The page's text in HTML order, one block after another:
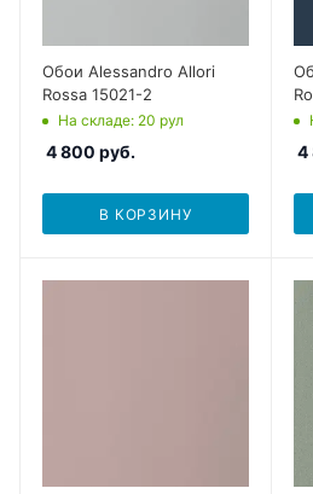
Обои Alessandro Allori
Rossa 15021-2
На складе: 20 рул
4 800 руб.
В КОРЗИНУ
4